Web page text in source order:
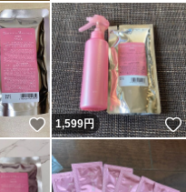
いいね！
1,599円